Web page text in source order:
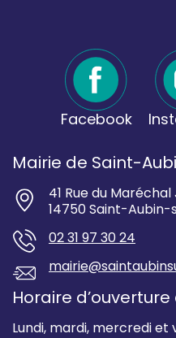
Facebook
Mairie de Saint-
41 Rue du
14750 Saint-
02 31 97 30 24
Horaire
Lundi, mardi, mercredi et